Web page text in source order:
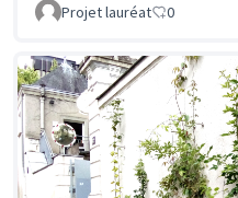
Projet lauréat 0